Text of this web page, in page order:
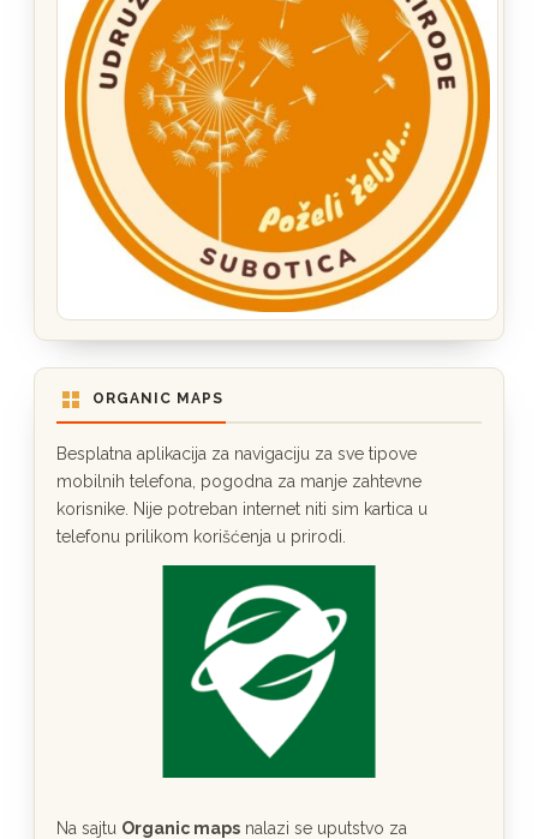
ORGANIC MAPS
Besplatna aplikacija za navigaciju za sve tipove
mobilnih telefona, pogodna za manje zahtevne
korisnike. Nije potreban internet niti sim kartica u
telefonu prilikom korišćenja u prirodi.
Na sajtu Organic maps nalazi se uputstvo za